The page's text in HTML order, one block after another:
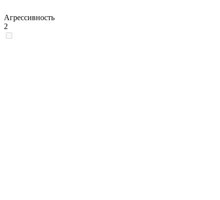
Агрессивность
2